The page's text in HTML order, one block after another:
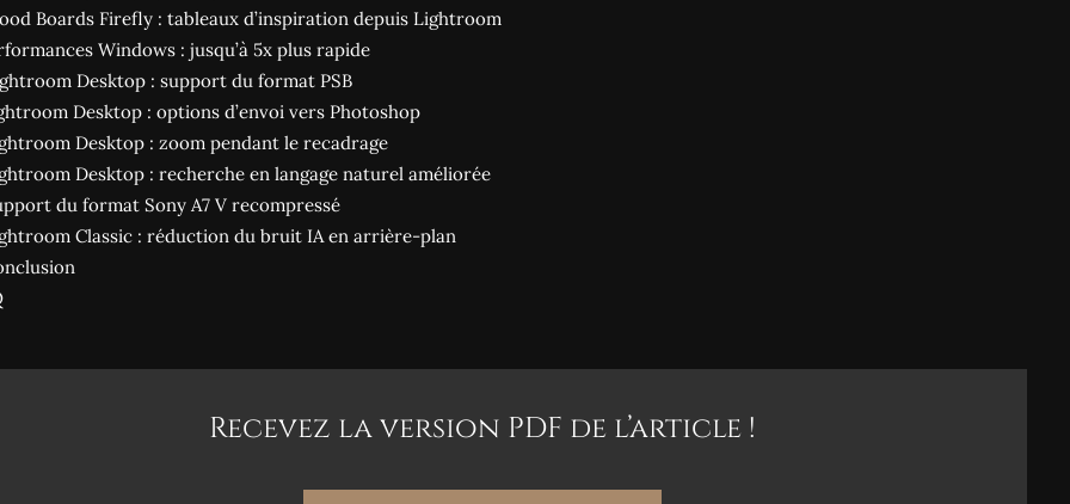
Boards Firefly : tableaux d’inspiration depuis Lightroom
Windows : jusqu’à 5x plus rapide
Desktop : support du format PSB
Desktop : options d’envoi vers Photoshop
Desktop : zoom pendant le recadrage
Desktop : recherche en langage naturel améliorée
du format Sony A7 V recompressé
Classic : réduction du bruit IA en arrière-plan
Recevez la version PDF de l’article !